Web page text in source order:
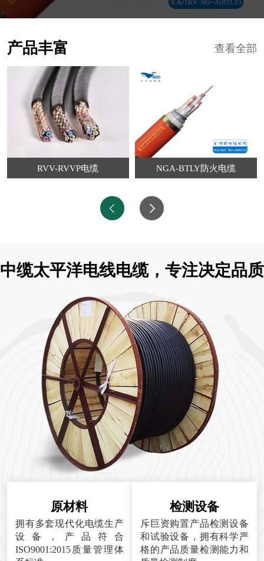
查看全部
产品丰富
RVV-RVVP电缆 NGA-BTLY防火电缆
中缆太平洋电线电缆，专注决定品质
原材料
拥有多套现代化电缆生产
设备，产品符合
ISO9001:2015质量管理体
检测设备
斥巨资购置产品检测设备
和试验设备，拥有科学严
格的产品质量检测能力和